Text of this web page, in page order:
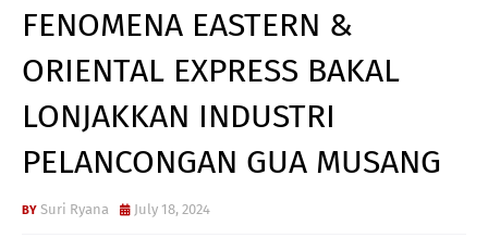
FENOMENA EASTERN &
ORIENTAL EXPRESS BAKAL
LONJAKKAN INDUSTRI
PELANCONGAN GUA MUSANG
Suri Ryana July 18, 2024